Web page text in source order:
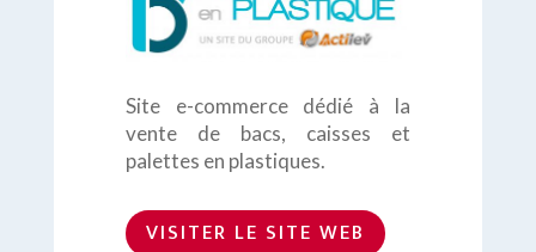
Site e-commerce dédié à la
vente de bacs, caisses et
palettes en plastiques.
VISITER LE SITE WEB